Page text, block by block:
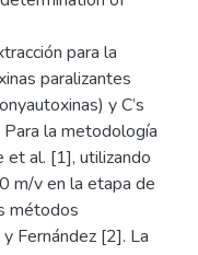
para la
paralizantes
y C’s
la metodología
et al. [1], utilizando
m/v en la etapa de
métodos
Fernández [2]. La